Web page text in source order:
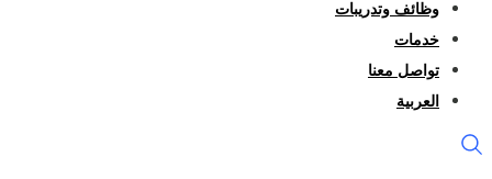
وظائف وتدريبات
خدمات
تواصل معنا
العربية